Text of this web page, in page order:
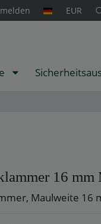
EUR
16
Maulweite 16